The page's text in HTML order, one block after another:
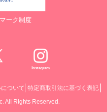
ーク制度
Instagram
ついて 特定商取引法に基づく表記
All Rights Reserved.